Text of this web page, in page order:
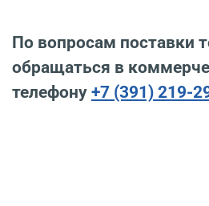
По вопросам поставки
обращаться в
телефону +7 (391) 219-